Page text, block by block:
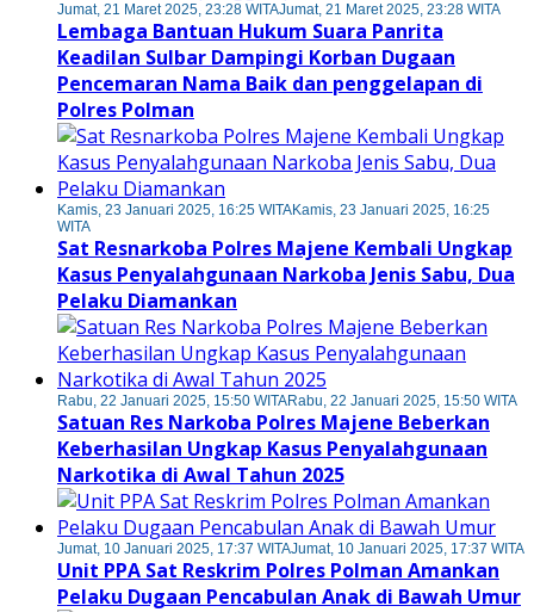
Jumat, 21 Maret 2025, 23:28 WITAJumat, 21 Maret 2025, 23:28 WITA
Lembaga Bantuan Hukum Suara Panrita
Keadilan Sulbar Dampingi Korban Dugaan
Pencemaran Nama Baik dan penggelapan di
Polres Polman
Kamis, 23 Januari 2025, 16:25 WITAKamis, 23 Januari 2025, 16:25
WITA
Sat Resnarkoba Polres Majene Kembali Ungkap
Kasus Penyalahgunaan Narkoba Jenis Sabu, Dua
Pelaku Diamankan
Rabu, 22 Januari 2025, 15:50 WITARabu, 22 Januari 2025, 15:50 WITA
Satuan Res Narkoba Polres Majene Beberkan
Keberhasilan Ungkap Kasus Penyalahgunaan
Narkotika di Awal Tahun 2025
Jumat, 10 Januari 2025, 17:37 WITAJumat, 10 Januari 2025, 17:37 WITA
Unit PPA Sat Reskrim Polres Polman Amankan
Pelaku Dugaan Pencabulan Anak di Bawah Umur